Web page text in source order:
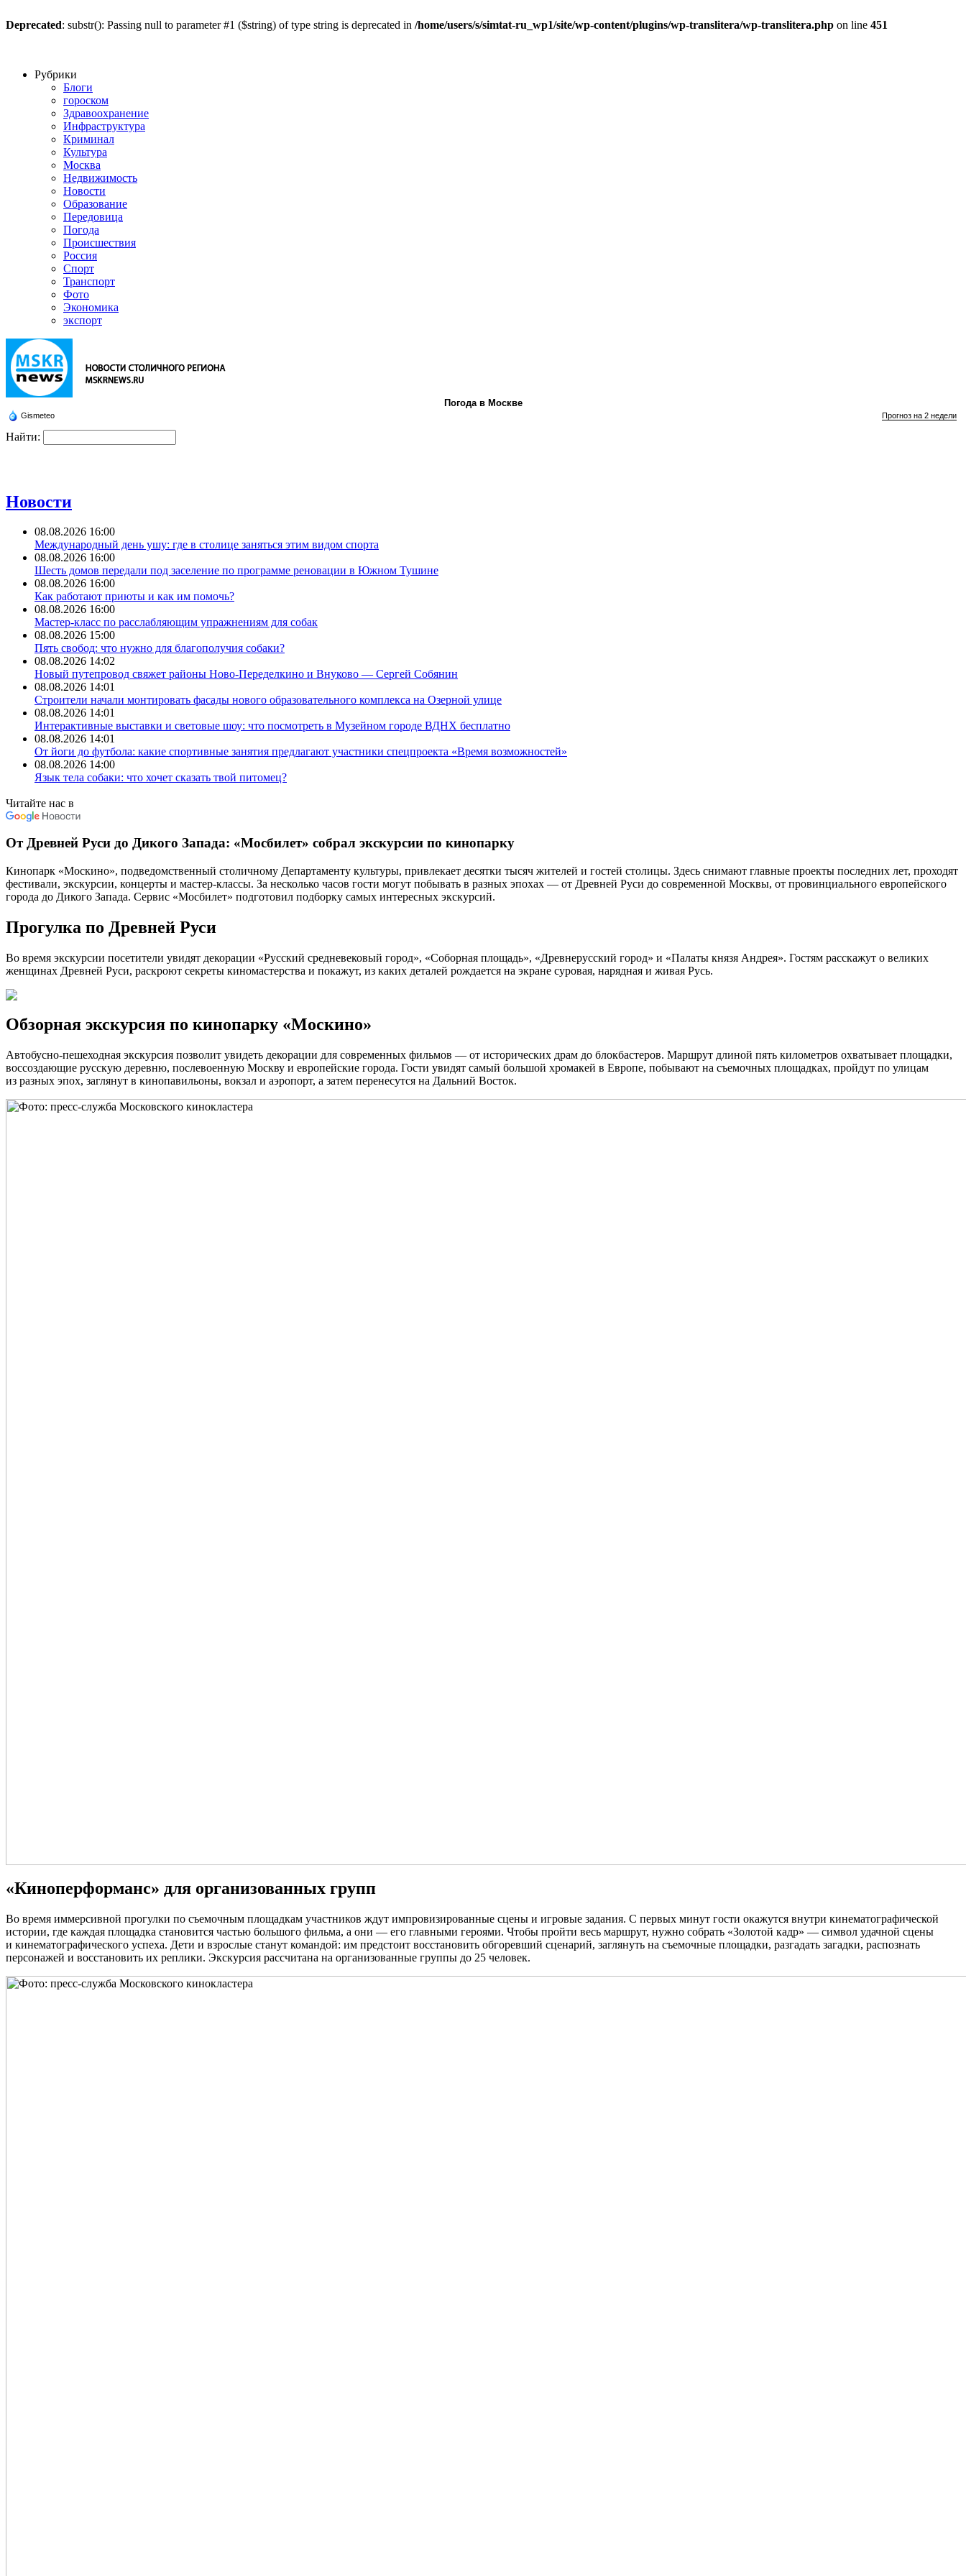
Deprecated: substr(): Passing null to parameter #1 ($string) of type string is deprecated in /home/users/s/simtat-ru_wp1/site/wp-content/plugins/wp-translitera/wp-translitera.php on line 451
Рубрики
Блоги
гороском
Здравоохранение
Инфраструктура
Криминал
Культура
Москва
Недвижимость
Новости
Образование
Передовица
Погода
Происшествия
Россия
Спорт
Транспорт
Фото
Экономика
экспорт
Погода в Москве
Gismeteo Прогноз на 2 недели
Найти:
Новости
08.08.2026 16:00
Международный день ушу: где в столице заняться этим видом спорта
08.08.2026 16:00
Шесть домов передали под заселение по программе реновации в Южном Тушине
08.08.2026 16:00
Как работают приюты и как им помочь?
08.08.2026 16:00
Мастер-класс по расслабляющим упражнениям для собак
08.08.2026 15:00
Пять свобод: что нужно для благополучия собаки?
08.08.2026 14:02
Новый путепровод свяжет районы Ново-Переделкино и Внуково — Сергей Собянин
08.08.2026 14:01
Строители начали монтировать фасады нового образовательного комплекса на Озерной улице
08.08.2026 14:01
Интерактивные выставки и световые шоу: что посмотреть в Музейном городе ВДНХ бесплатно
08.08.2026 14:01
От йоги до футбола: какие спортивные занятия предлагают участники спецпроекта «Время возможностей»
08.08.2026 14:00
Язык тела собаки: что хочет сказать твой питомец?
Читайте нас в
От Древней Руси до Дикого Запада: «Мосбилет» собрал экскурсии по кинопарку
Кинопарк «Москино», подведомственный столичному Департаменту культуры, привлекает десятки тысяч жителей и гостей столицы. Здесь снимают главные проекты последних лет, проходят
фестивали, экскурсии, концерты и мастер-классы. За несколько часов гости могут побывать в разных эпохах — от Древней Руси до современной Москвы, от провинциального европейского
города до Дикого Запада. Сервис «Мосбилет» подготовил подборку самых интересных экскурсий.
Прогулка по Древней Руси
Во время экскурсии посетители увидят декорации «Русский средневековый город», «Соборная площадь», «Древнерусский город» и «Палаты князя Андрея». Гостям расскажут о великих
женщинах Древней Руси, раскроют секреты киномастерства и покажут, из каких деталей рождается на экране суровая, нарядная и живая Русь.
Обзорная экскурсия по кинопарку «Москино»
Автобусно-пешеходная экскурсия позволит увидеть декорации для современных фильмов — от исторических драм до блокбастеров. Маршрут длиной пять километров охватывает площадки,
воссоздающие русскую деревню, послевоенную Москву и европейские города. Гости увидят самый большой хромакей в Европе, побывают на съемочных площадках, пройдут по улицам
из разных эпох, заглянут в кинопавильоны, вокзал и аэропорт, а затем перенесутся на Дальний Восток.
«Киноперформанс» для организованных групп
Во время иммерсивной прогулки по съемочным площадкам участников ждут импровизированные сцены и игровые задания. С первых минут гости окажутся внутри кинематографической
истории, где каждая площадка становится частью большого фильма, а они — его главными героями. Чтобы пройти весь маршрут, нужно собрать «Золотой кадр» — символ удачной сцены
и кинематографического успеха. Дети и взрослые станут командой: им предстоит восстановить обгоревший сценарий, заглянуть на съемочные площадки, разгадать загадки, распознать
персонажей и восстановить их реплики. Экскурсия рассчитана на организованные группы до 25 человек.